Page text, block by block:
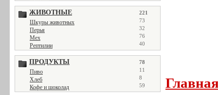
ЖИВОТНЫЕ 221
Шкуры животных 73
Перья 32
Мех 76
Рептилии 40
ПРОДУКТЫ 78
Пиво 11
Хлеб 8
Кофе и шоколад 59